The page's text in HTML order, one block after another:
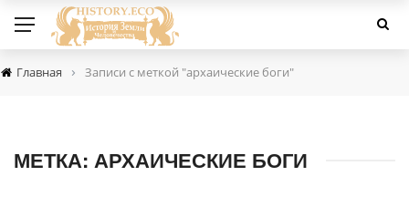
Главная › Записи с меткой "архаические боги"
МЕТКА: АРХАИЧЕСКИЕ БОГИ